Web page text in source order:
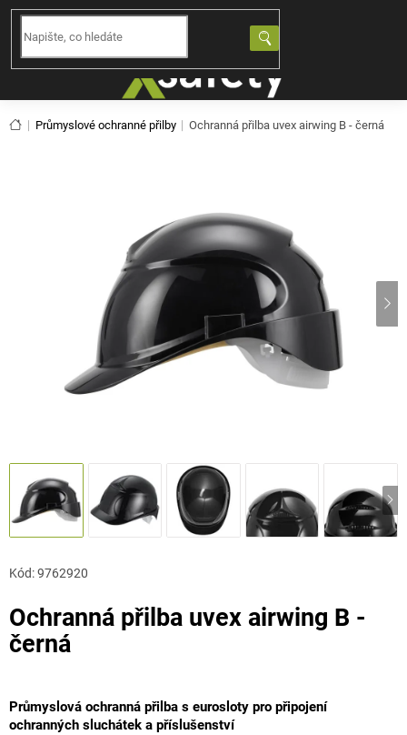
Přejít
obsah
Domů
Průmyslové ochranné přilby Ochranná přilba uvex airwing B - černá
Ochranná přilba uvex airwing B -
černá
Kód:9762920
Průmyslová ochranná přilba s eurosloty pro připojení
ochranných sluchátek a příslušenství